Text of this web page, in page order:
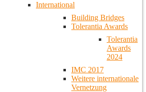
International
Building Bridges
Tolerantia Awards
Tolerantia
Awards
2024
IMC 2017
Weitere internationale
Vernetzung